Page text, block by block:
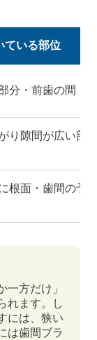
ている部位
分・前歯の間
り隙間が広い部
根面・歯間の予
一方だけ」
れます。し
には、狭い
は歯間ブラ